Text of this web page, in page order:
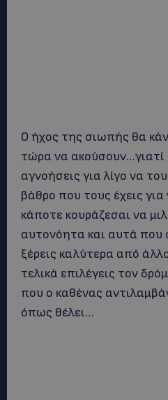
Ο ήχος της σιωπής θα
τώρα να
αγνοήσεις για λίγο να
βάθρο που τους έχεις
κάποτε κουράζεσαι να
αυτονόητα και αυτά που
ξέρεις καλύτερα από
τελικά επιλέγεις τον
που ο καθένας
όπως θέλει…